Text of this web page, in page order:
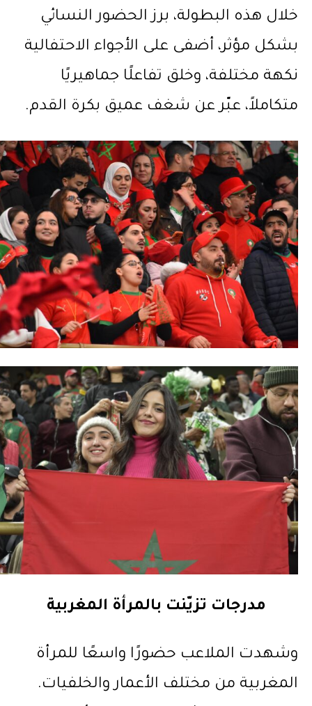
خلال هذه البطولة، برز الحضور النسائي
بشكل مؤثر، أضفى على الأجواء الاحتفالية
نكهة مختلفة، وخلق تفاعلًا جماهيريًا
متكاملاً، عبّر عن شغف عميق بكرة القدم.
مدرجات تزيّنت بالمرأة المغربية
وشهدت الملاعب حضورًا واسعًا للمرأة
المغربية من مختلف الأعمار والخلفيات.